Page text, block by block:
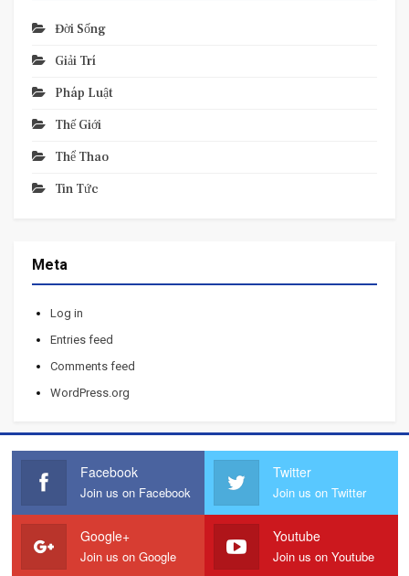
Đời Sống
Giải Trí
Pháp Luật
Thế Giới
Thể Thao
Tin Tức
Meta
Log in
Entries feed
Comments feed
WordPress.org
Facebook
Join us on Facebook
Twitter
Join us on Twitter
Google+
Join us on Google
Youtube
Join us on Youtube